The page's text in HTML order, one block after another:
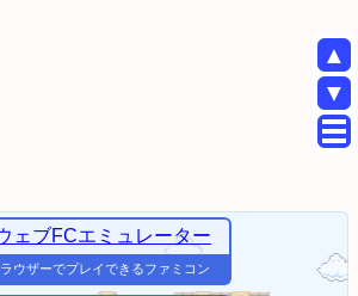
ェブFCエミュレーター
ウザーでプレイできるファミコン
▲
▼